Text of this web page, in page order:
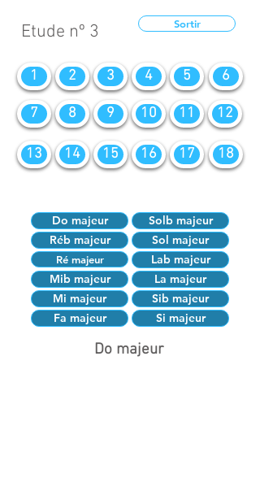
Etude nº 3 Sortir
1 2 3 4 5 6
7 8 9 10 11 12
13 14 15 16 17 18
Do majeur
Solb majeur
Réb majeur
Sol majeur
Ré majeur
Lab majeur
Mib majeur
La majeur
Mi majeur
Sib majeur
Fa majeur
Si majeur
Do majeur